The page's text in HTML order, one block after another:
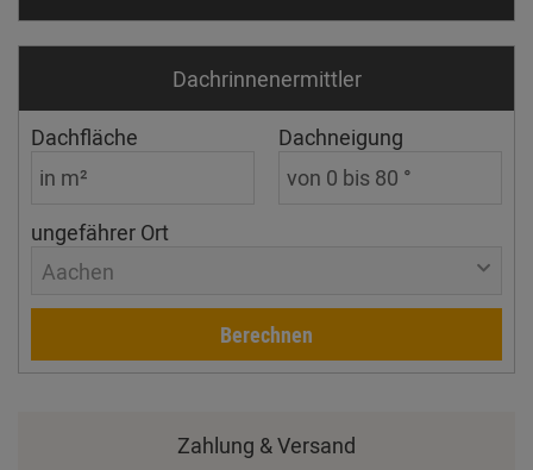
Dachrinnen­ermittler
Dachfläche Dachneigung
ungefährer Ort
Aachen
Berechnen
Zahlung & Versand